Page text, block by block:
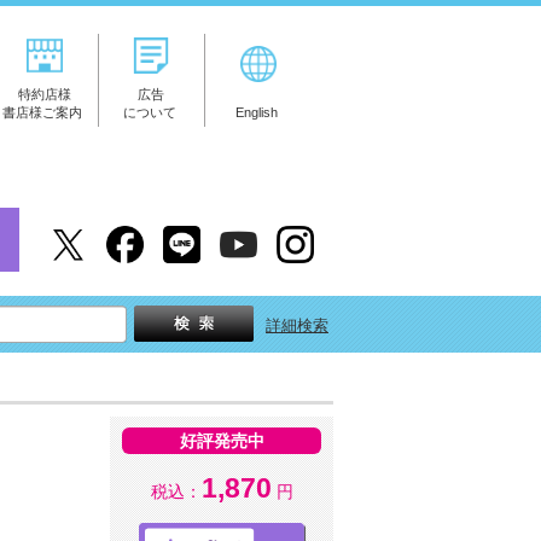
特約店様
書店様ご案内
広告
について
English
詳細検索
好評発売中
税込： 1,870 円